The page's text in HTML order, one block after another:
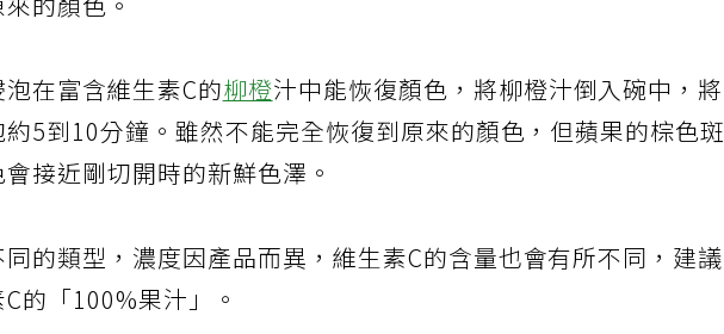
的顏色。
在富含維生素C的柳橙汁中能恢復顏色，將柳橙汁倒入碗中，將
5到10分鐘。雖然不能完全恢復到原來的顏色，但蘋果的棕色斑
接近剛切開時的新鮮色澤。
的類型，濃度因產品而異，維生素C的含量也會有所不同，建議
的「100%果汁」。